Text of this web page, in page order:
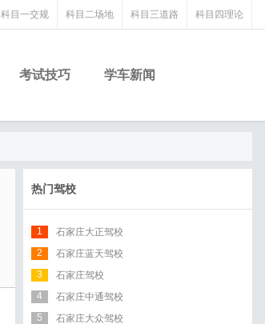
科目一交规 科目二场地 科目三道路 科目四理论
考试技巧 学车新闻
热门驾校
1
石家庄大正驾校
2
石家庄蓝天驾校
3
石家庄驾校
4
石家庄中通驾校
5
石家庄大众驾校